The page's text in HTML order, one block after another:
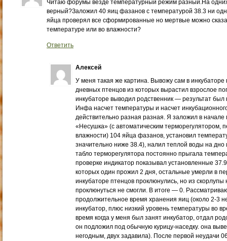
Читаю форумы везде температурный режим разный.На
верный?Заложил 40 яиц фазанов с температурой 38.3 ни
яйца проверял все сформированные но мертвые можно
температуре или во влажности?
Ответить
Алексей
У меня такая же картина. Вывожу сам в
дневных птенцов из которых вырастил взрослое
инкубаторе выводил родственник — результат
Инфа насчет температуры и насчет
действительно разная разная. Я заложил в начале
«Несушка» (с автоматическим терморегулятором,
влажности) 104 яйца фазанов, установил
значительно ниже 38.4), налил теплой воды на
табло терморегулятора постоянно прыгала
проверке индикатор показывал установленные
которых один прожил 2 дня, остальные умерли в
инкубаторе птенцов проклюнулись, но из
проклюнуться не смогли. В итоге — 0.
продолжительное время хранения яиц (около 2-3
инкубатор, плюс низкий уровень температуры во
время когда у меня был занят инкубатор, отдал
он подложил под обычную курицу-наседку. она
негодным, двух задавила). После первой неудачи